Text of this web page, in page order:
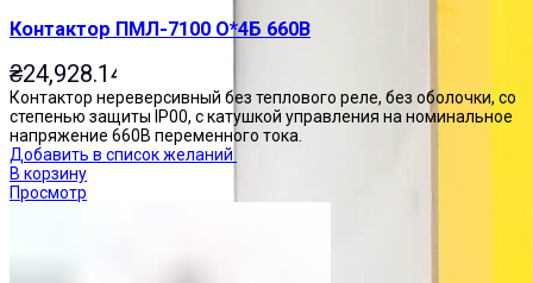
Контактор ПМЛ-7100 О*4Б 660В
₴24,928.14
Контактор нереверсивный без теплового реле, без оболочки, со
степенью защиты IP00, с катушкой управления на номинальное
напряжение 660В переменного тока.
Добавить в список желаний
В корзину
Просмотр